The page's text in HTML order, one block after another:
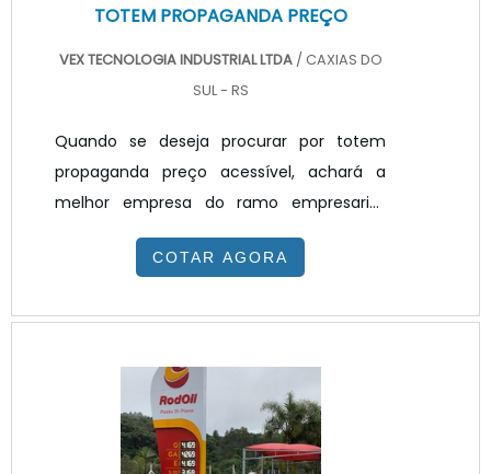
TOTEM PROPAGANDA PREÇO
VEX TECNOLOGIA INDUSTRIAL LTDA / CAXIAS DO
SUL - RS
Quando se deseja procurar por totem
propaganda preço acessível, achará a
melhor empresa do ramo empresarial.
Solicitando um orçamento na melhor
empresa do segmento e encontrando a
benefício.TOTEM PROPAGANDA PREÇO
totem propaganda preço justo e em uma
empresa transparente, vai até o site da
VEX Tecnologia. A empresa trabalha com
COTAR AGORA